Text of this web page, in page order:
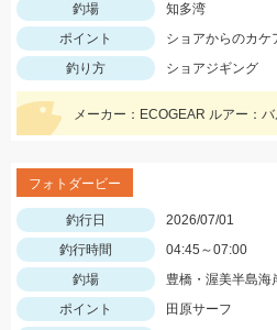
釣場
知多湾
ポイント
ショアからのカケ
釣り方
ショアジギング
メーカー：ECOGEAR ルアー：
フォトダービー
釣行日
2026/07/01
釣行時間
04:45～07:00
釣場
豊橋・渥美半島海
ポイント
田原サーフ